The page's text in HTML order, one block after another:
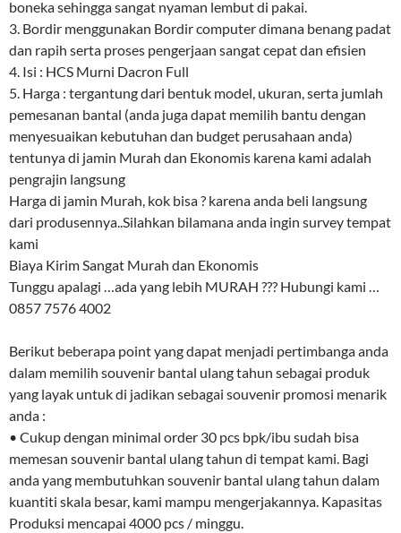
boneka sehingga sangat nyaman lembut di pakai.
3. Bordir menggunakan Bordir computer dimana benang padat
dan rapih serta proses pengerjaan sangat cepat dan efisien
4. Isi : HCS Murni Dacron Full
5. Harga : tergantung dari bentuk model, ukuran, serta jumlah
pemesanan bantal (anda juga dapat memilih bantu dengan
menyesuaikan kebutuhan dan budget perusahaan anda)
tentunya di jamin Murah dan Ekonomis karena kami adalah
pengrajin langsung
Harga di jamin Murah, kok bisa ? karena anda beli langsung
dari produsennya..Silahkan bilamana anda ingin survey tempat
kami
Biaya Kirim Sangat Murah dan Ekonomis
Tunggu apalagi …ada yang lebih MURAH ??? Hubungi kami …
0857 7576 4002
Berikut beberapa point yang dapat menjadi pertimbanga anda
dalam memilih souvenir bantal ulang tahun sebagai produk
yang layak untuk di jadikan sebagai souvenir promosi menarik
anda :
• Cukup dengan minimal order 30 pcs bpk/ibu sudah bisa
memesan souvenir bantal ulang tahun di tempat kami. Bagi
anda yang membutuhkan souvenir bantal ulang tahun dalam
kuantiti skala besar, kami mampu mengerjakannya. Kapasitas
Produksi mencapai 4000 pcs / minggu.